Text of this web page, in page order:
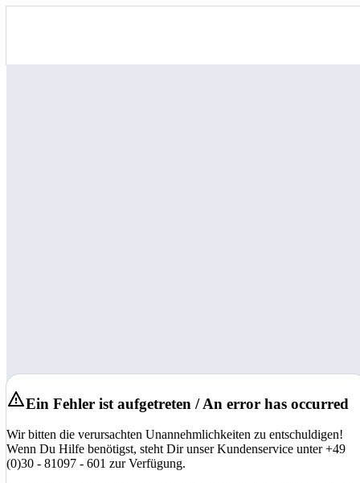
Ein Fehler ist aufgetreten / An error has occurred
Wir bitten die verursachten Unannehmlichkeiten zu entschuldigen!
Wenn Du Hilfe benötigst, steht Dir unser Kundenservice unter +49
(0)30 - 81097 - 601 zur Verfügung.